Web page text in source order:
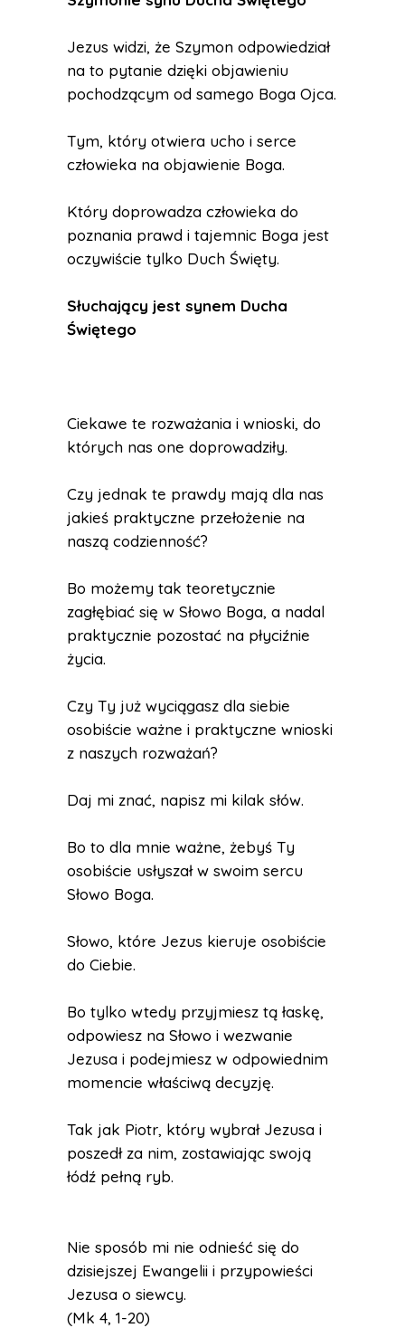
Jezus widzi, że Szymon odpowiedział
na to pytanie dzięki objawieniu
pochodzącym od samego Boga Ojca.
Tym, który otwiera ucho i serce
człowieka na objawienie Boga.
Który doprowadza człowieka do
poznania prawd i tajemnic Boga jest
oczywiście tylko Duch Święty.
Słuchający jest synem Ducha
Świętego
Ciekawe te rozważania i wnioski, do
których nas one doprowadziły.
Czy jednak te prawdy mają dla nas
jakieś praktyczne przełożenie na
naszą codzienność?
Bo możemy tak teoretycznie
zagłębiać się w Słowo Boga, a nadal
praktycznie pozostać na płyciźnie
życia.
Czy Ty już wyciągasz dla siebie
osobiście ważne i praktyczne wnioski
z naszych rozważań?
Daj mi znać, napisz mi kilak słów.
Bo to dla mnie ważne, żebyś Ty
osobiście usłyszał w swoim sercu
Słowo Boga.
Słowo, które Jezus kieruje osobiście
do Ciebie.
Bo tylko wtedy przyjmiesz tą łaskę,
odpowiesz na Słowo i wezwanie
Jezusa i podejmiesz w odpowiednim
momencie właściwą decyzję.
Tak jak Piotr, który wybrał Jezusa i
poszedł za nim, zostawiając swoją
łódź pełną ryb.
Nie sposób mi nie odnieść się do
dzisiejszej Ewangelii i przypowieści
Jezusa o siewcy.
(Mk 4, 1-20)